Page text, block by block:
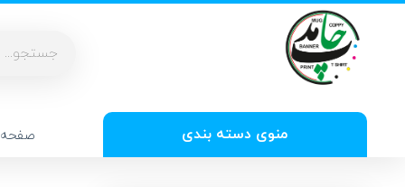
منوی دسته بندی